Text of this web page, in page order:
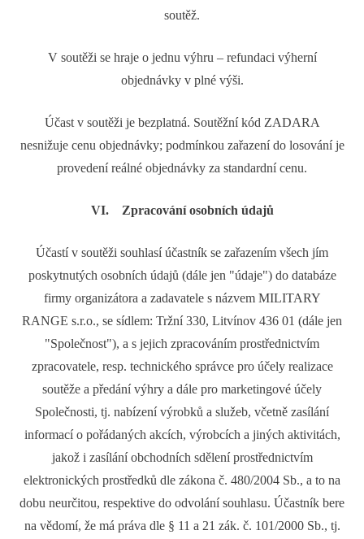
soutěž.
V soutěži se hraje o jednu výhru – refundaci výherní
objednávky v plné výši.
Účast v soutěži je bezplatná. Soutěžní kód ZADARA
nesnižuje cenu objednávky; podmínkou zařazení do losování je
provedení reálné objednávky za standardní cenu.
VI. Zpracování osobních údajů
Účastí v soutěži souhlasí účastník se zařazením všech jím
poskytnutých osobních údajů (dále jen "údaje") do databáze
firmy organizátora a zadavatele s názvem MILITARY
RANGE s.r.o., se sídlem: Tržní 330, Litvínov 436 01 (dále jen
"Společnost"), a s jejich zpracováním prostřednictvím
zpracovatele, resp. technického správce pro účely realizace
soutěže a předání výhry a dále pro marketingové účely
Společnosti, tj. nabízení výrobků a služeb, včetně zasílání
informací o pořádaných akcích, výrobcích a jiných aktivitách,
jakož i zasílání obchodních sdělení prostřednictvím
elektronických prostředků dle zákona č. 480/2004 Sb., a to na
dobu neurčitou, respektive do odvolání souhlasu. Účastník bere
na vědomí, že má práva dle § 11 a 21 zák. č. 101/2000 Sb., tj.